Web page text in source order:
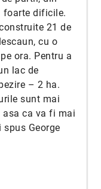
foarte dificile.
21 de
cu o
ora. Pentru a
lac de
– 2 ha.
sunt mai
asa ca va fi mai
spus George